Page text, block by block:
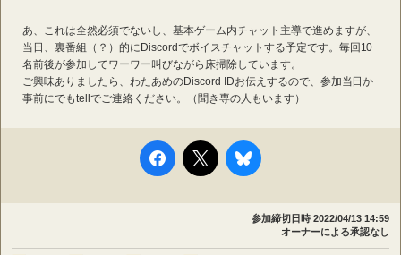
あ、これは全然必須でないし、基本ゲーム内チャット主導で進めますが、
当日、裏番組（？）的にDiscordでボイスチャットする予定です。毎回10
名前後が参加してワーワー叫びながら床掃除しています。
ご興味ありましたら、わたあめのDiscord IDお伝えするので、参加当日か
事前にでもtellでご連絡ください。（聞き専の人もいます）
参加締切日時2022/04/13 14:59
オーナーによる承認なし